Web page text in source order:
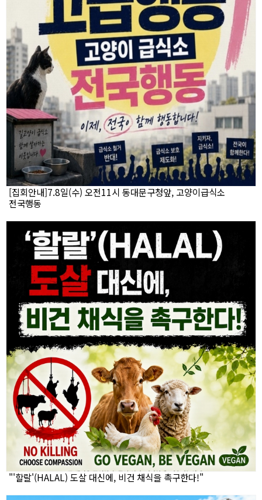
[집회안내]7.8일(수) 오전11시 동대문구청앞, 고양이급식소
전국행동
"'할랄'(HALAL) 도살 대신에, 비건 채식을 촉구한다!"